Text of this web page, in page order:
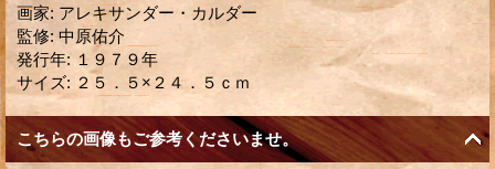
画家: アレキサンダー・カルダー
監修: 中原佑介
発行年: １９７９年
サイズ: ２５．５×２４．５ｃｍ
こちらの画像もご参考くださいませ。